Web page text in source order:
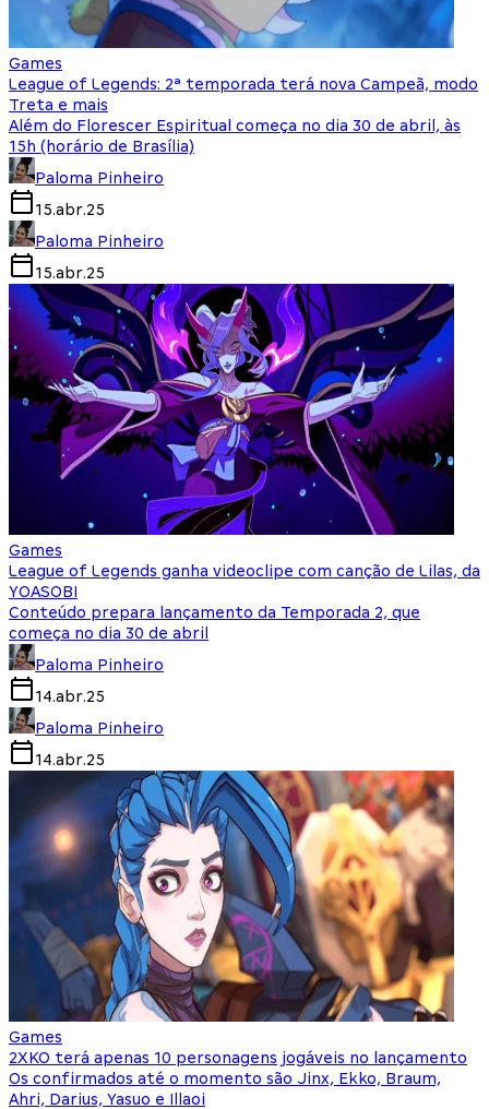
Games
League of Legends: 2ª temporada terá nova Campeã, modo
Treta e mais
Além do Florescer Espiritual começa no dia 30 de abril, às
15h (horário de Brasília)
Paloma Pinheiro
15.abr.25
Paloma Pinheiro
15.abr.25
Games
League of Legends ganha videoclipe com canção de Lilas, da
YOASOBI
Conteúdo prepara lançamento da Temporada 2, que
começa no dia 30 de abril
Paloma Pinheiro
14.abr.25
Paloma Pinheiro
14.abr.25
Games
2XKO terá apenas 10 personagens jogáveis no lançamento
Os confirmados até o momento são Jinx, Ekko, Braum,
Ahri, Darius, Yasuo e Illaoi